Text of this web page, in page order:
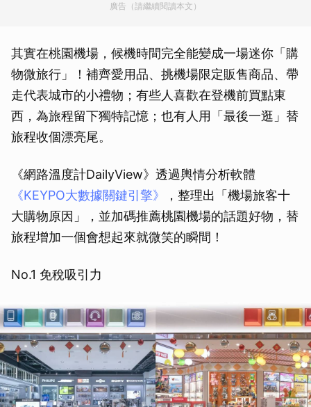
廣告（請繼續閱讀本文）
其實在桃園機場，候機時間完全能變成一場迷你「購
物微旅行」！補齊愛用品、挑機場限定販售商品、帶
走代表城市的小禮物；有些人喜歡在登機前買點東
西，為旅程留下獨特記憶；也有人用「最後一逛」替
旅程收個漂亮尾。
《網路溫度計DailyView》透過輿情分析軟體
《KEYPO大數據關鍵引擎》
，整理出「機場旅客十
大購物原因」，並加碼推薦桃園機場的話題好物，替
旅程增加一個會想起來就微笑的瞬間！
No.1 免稅吸引力